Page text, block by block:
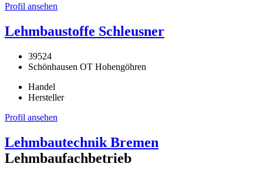
Profil ansehen
Lehmbaustoffe Schleusner
39524
Schönhausen OT Hohengöhren
Handel
Hersteller
Profil ansehen
Lehmbautechnik Bremen
Lehmbaufachbetrieb